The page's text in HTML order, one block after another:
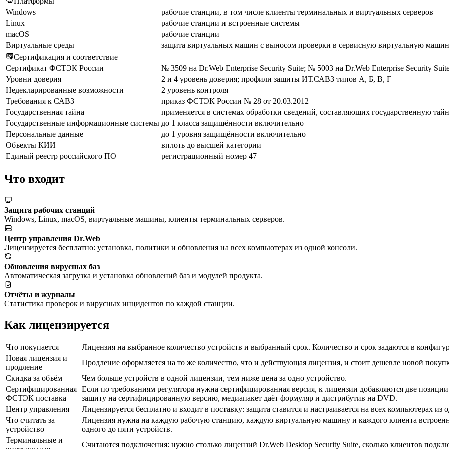
Windows
рабочие станции, в том числе клиенты терминальных и виртуальных серверов
Linux
рабочие станции и встроенные системы
macOS
рабочие станции
Виртуальные среды
защита виртуальных машин с выносом проверки в сервисную виртуальную
Сертификация и соответствие
Сертификат ФСТЭК России
№ 3509 на Dr.Web Enterprise Security Suite; № 5003 на Dr.Web Enterprise Security
Уровни доверия
2 и 4 уровень доверия; профили защиты ИТ.САВЗ типов А, Б, В, Г
Недекларированные возможности
2 уровень контроля
Требования к САВЗ
приказ ФСТЭК России № 28 от 20.03.2012
Государственная тайна
применяется в системах обработки сведений, составляющих государственную
Государственные информационные системы до 1 класса защищённости включительно
Персональные данные
до 1 уровня защищённости включительно
Объекты КИИ
вплоть до высшей категории
Единый реестр российского ПО
регистрационный номер 47
Что входит
Защита рабочих станций
Windows, Linux, macOS, виртуальные машины, клиенты терминальных серверов.
Центр управления Dr.Web
Лицензируется бесплатно: установка, политики и обновления на всех компьютерах из одной консоли.
Обновления вирусных баз
Автоматическая загрузка и установка обновлений баз и модулей продукта.
Отчёты и журналы
Статистика проверок и вирусных инцидентов по каждой станции.
Как лицензируется
Что покупается
Лицензия на выбранное количество устройств и выбранный срок. Количество и срок задаются в
Новая лицензия и
продление
Продление оформляется на то же количество, что и действующая лицензия, и стоит дешевле новой
Скидка за объём
Чем больше устройств в одной лицензии, тем ниже цена за одно устройство.
Сертифицированная
ФСТЭК поставка
Если по требованиям регулятора нужна сертифицированная версия, к лицензии добавляются две
защиту на сертифицированную версию, медиапакет даёт формуляр и дистрибутив на DVD.
Центр управления
Лицензируется бесплатно и входит в поставку: защита ставится и настраивается на всех компьютерах из
Что считать за
устройство
Лицензия нужна на каждую рабочую станцию, каждую виртуальную машину и каждого клиента
одного до пяти устройств.
Терминальные и
Считаются подключения: нужно столько лицензий Dr.Web Desktop Security Suite, сколько клиентов